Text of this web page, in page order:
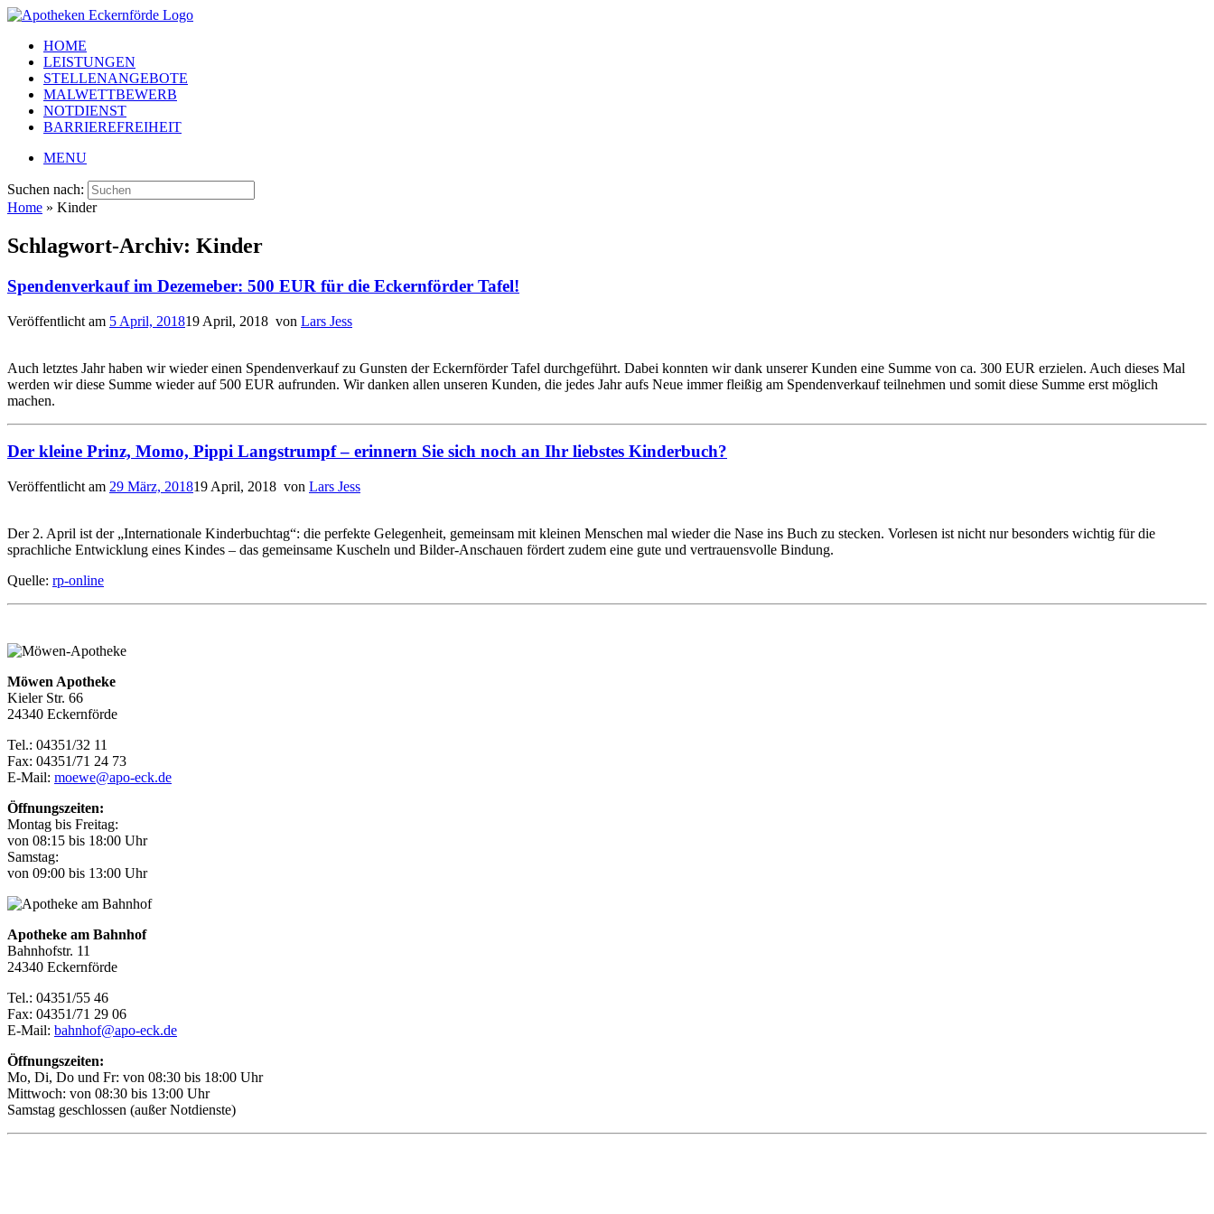
HOME
LEISTUNGEN
STELLENANGEBOTE
MALWETTBEWERB
NOTDIENST
BARRIEREFREIHEIT
MENU
Suchen nach:
Home » Kinder
Schlagwort-Archiv: Kinder
Spendenverkauf im Dezemeber: 500 EUR für die Eckernförder Tafel!
Veröffentlicht am 5 April, 201819 April, 2018 von Lars Jess
Auch letztes Jahr haben wir wieder einen Spendenverkauf zu Gunsten der Eckernförder Tafel durchgeführt. Dabei konnten wir dank unserer Kunden eine Summe von ca. 300 EUR erzielen. Auch dieses Mal
werden wir diese Summe wieder auf 500 EUR aufrunden. Wir danken allen unseren Kunden, die jedes Jahr aufs Neue immer fleißig am Spendenverkauf teilnehmen und somit diese Summe erst möglich
machen.
Der kleine Prinz, Momo, Pippi Langstrumpf – erinnern Sie sich noch an Ihr liebstes Kinderbuch?
Veröffentlicht am 29 März, 201819 April, 2018 von Lars Jess
Der 2. April ist der „Internationale Kinderbuchtag“: die perfekte Gelegenheit, gemeinsam mit kleinen Menschen mal wieder die Nase ins Buch zu stecken. Vorlesen ist nicht nur besonders wichtig für die
sprachliche Entwicklung eines Kindes – das gemeinsame Kuscheln und Bilder-Anschauen fördert zudem eine gute und vertrauensvolle Bindung.
Quelle: rp-online
Möwen Apotheke
Kieler Str. 66
24340 Eckernförde
Tel.: 04351/32 11
Fax: 04351/71 24 73
E-Mail: moewe@apo-eck.de
Öffnungszeiten:
Montag bis Freitag:
von 08:15 bis 18:00 Uhr
Samstag:
von 09:00 bis 13:00 Uhr
Apotheke am Bahnhof
Bahnhofstr. 11
24340 Eckernförde
Tel.: 04351/55 46
Fax: 04351/71 29 06
E-Mail: bahnhof@apo-eck.de
Öffnungszeiten:
Mo, Di, Do und Fr: von 08:30 bis 18:00 Uhr
Mittwoch: von 08:30 bis 13:00 Uhr
Samstag geschlossen (außer Notdienste)